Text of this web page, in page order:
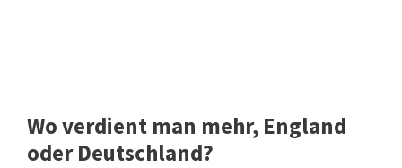
Wo verdient man mehr, England
oder Deutschland?